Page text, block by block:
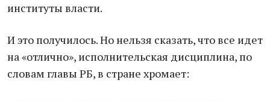
институты власти.
И это получилось. Но нельзя сказать, что все идет
на «отлично», исполнительская дисциплина, по
словам главы РБ, в стране хромает: